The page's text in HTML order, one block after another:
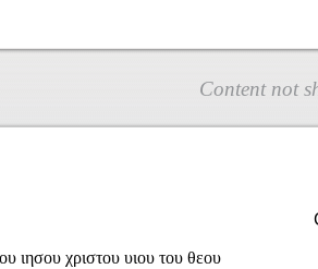
Content not
ιησου χριστου υιου του θεου